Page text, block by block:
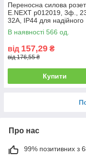
Переносна силова
E.NEXT p012019, 3ф.,
32А, IP44 для надійного
підключення
В наявності 566 од.
від 157,29 ₴
від 176,55 ₴
Купити
Про нас
99% позитивних з